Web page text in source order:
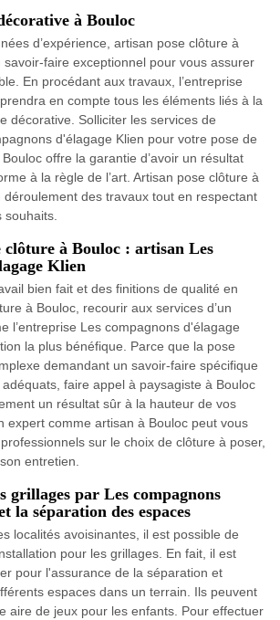
à Bouloc
d’expérience, artisan pose clôture à
savoir-faire exceptionnel pour vous assurer
En procédant aux travaux, l’entreprise
en compte tous les éléments liés à la
décorative. Solliciter les services de
d'élagage Klien pour votre pose de
offre la garantie d’avoir un résultat
à la règle de l’art. Artisan pose clôture à
déroulement des travaux tout en respectant
souhaits.
clôture à Bouloc : artisan Les
Klien
bien fait et des finitions de qualité en
à Bouloc, recourir aux services d’un
l’entreprise Les compagnons d'élagage
la plus bénéfique. Parce que la pose
demandant un savoir-faire spécifique
faire appel à paysagiste à Bouloc
un résultat sûr à la hauteur de vos
expert comme artisan à Bouloc peut vous
sur le choix de clôture à poser,
entretien.
grillages par Les compagnons
la séparation des espaces
localités avoisinantes, il est possible de
pour les grillages. En fait, il est
pour l'assurance de la séparation et
espaces dans un terrain. Ils peuvent
aire de jeux pour les enfants. Pour effectuer